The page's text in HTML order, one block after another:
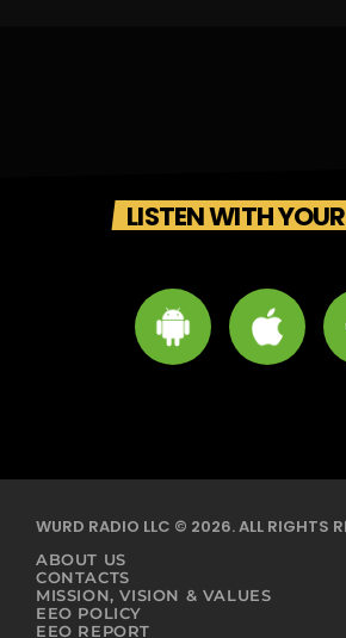
LISTEN WITH
WURD RADIO LLC © 2026. ALL RIGHTS
ABOUT US
CONTACTS
MISSION, VISION & VALUES
EEO POLICY
EEO REPORT